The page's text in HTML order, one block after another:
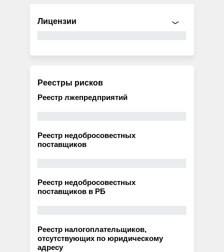
Лицензии
Реестры рисков
Реестр лжепредприятий
Реестр недобросовестных
поставщиков
Реестр недобросовестных
поставщиков в РБ
Реестр налогоплательщиков,
отсутствующих по юридическому
адресу